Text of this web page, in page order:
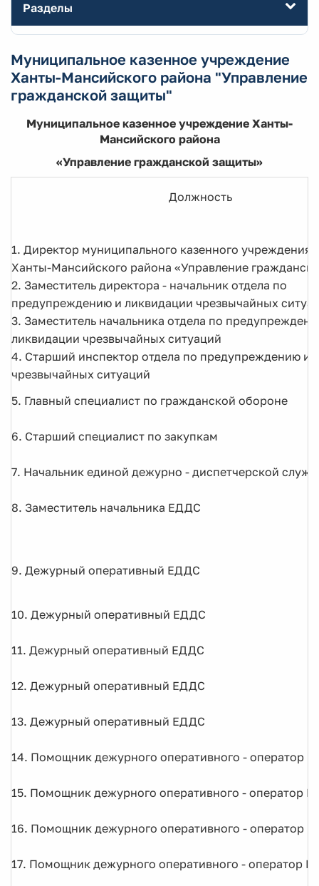
Разделы
Муниципальное казенное учреждение
Ханты-Мансийского района "Управление
гражданской защиты"
Муниципальное казенное учреждение Ханты-
Мансийского района
«Управление гражданской защиты»
Должность
1. Директор муниципального казенного учреждения
Ханты-Мансийского района «Управление
2. Заместитель директора - начальник отдела по
предупреждению и ликвидации чрезвычайных
3. Заместитель начальника отдела по
ликвидации чрезвычайных ситуаций
4. Старший инспектор отдела по предупреждению и
чрезвычайных ситуаций
5. Главный специалист по гражданской обороне
6. Старший специалист по закупкам
7. Начальник единой дежурно - диспетчерской
8. Заместитель начальника ЕДДС
9. Дежурный оперативный ЕДДС
10. Дежурный оперативный ЕДДС
11. Дежурный оперативный ЕДДС
12. Дежурный оперативный ЕДДС
13. Дежурный оперативный ЕДДС
14. Помощник дежурного оперативного - оператор
15. Помощник дежурного оперативного - оператор
16. Помощник дежурного оперативного - оператор
17. Помощник дежурного оперативного - оператор